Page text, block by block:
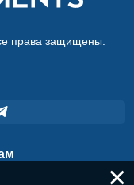
права защищены.
×